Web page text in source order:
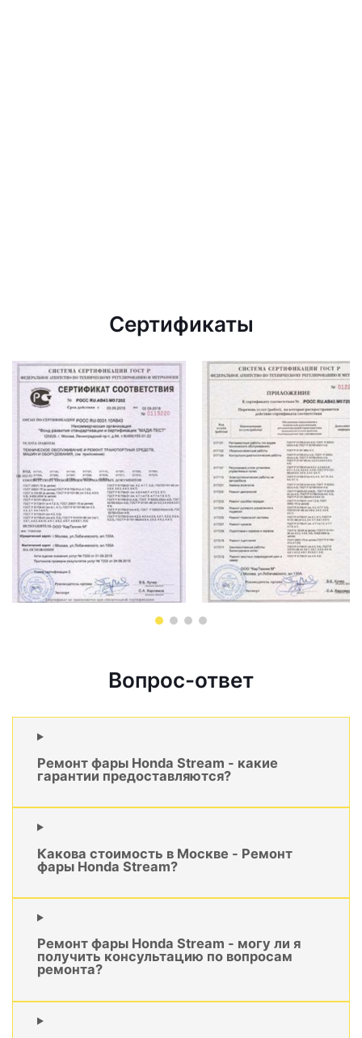
Сертификаты
Вопрос-ответ
Ремонт фары Honda Stream - какие
гарантии предоставляются?
Какова стоимость в Москве - Ремонт
фары Honda Stream?
Ремонт фары Honda Stream - могу ли я
получить консультацию по вопросам
ремонта?